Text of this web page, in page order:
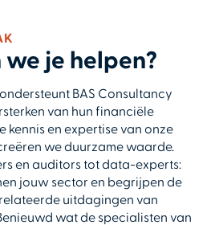
we je helpen?
BAS Consultancy
van hun financiële
kennis en expertise van onze
we duurzame waarde.
en auditors tot data-experts:
jouw sector en begrijpen de
uitdagingen van
wat de specialisten van